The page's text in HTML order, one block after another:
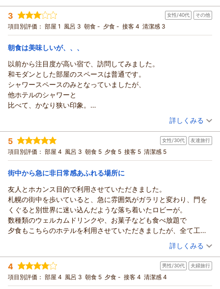
至らぬ点があったにもかかわらず、「またぜひ宿泊したい」と
のお言葉を頂戴し、大変ありがたく存じます。次回お越しの際
には、より快適にお過ごしいただけるよう努めてまいります。
えいやん様の再びのご来館を従業員一同、心よりお待ち申し上
ONSEN RYOKAN 由縁 札幌 宿泊マネージャー
（返信日：2026/07/08）
strive to create.
Although our hotel is located a short distance from the main
shopping district, we believe our peaceful surroundings
provide a relaxing retreat from the bustle of the city. We
sincerely hope you were able to enjoy a comfortable and
even more enjoyable.
Thank you once again for your feedback. We truly hope to
have the opportunity to welcome you again in the future.
Kind regards,
Front Office Manager
（返信日：2026/07/08）
宿泊時期： 2026年04月宿泊 (家族旅行)
投稿者： バドワイザーさん
宿泊プラン： じゃらん限定【連泊割】＜2連泊以上の滞在でお得＞事前カー
ド決済◆由縁札幌連泊プラン◆素泊まり
ツイン 食事なし
宿泊価格帯： 11,001～12,000円(大人一人あたり/税込)
ONSEN RYOKAN 由縁 札幌からの返信
バドワイザー様
この度は、ONSEN RYOKAN 由縁 札幌にてご宿泊を賜りまし
て、誠にありがとうございます。また、当館の立地や大浴場に
つきまして、お褒めのお言葉を頂戴し、バドワイザー様のご満
足のいく滞在となりました様子を拝見することができ、従業員
一同安堵の気持ちでいっぱいでございます。
当館の大浴場では毎月、その時季にあわせて旬の素材を使用し
た季節湯を期間限定で開催しております。開催期間は時季によ
って異なりますが、次回お越しいただく機会に恵まれた際は、
ぜひその季節ならではの湯もお愉しみいただけますと幸いで
末筆ではございますが、この度は温かく身に余るお言葉をご投
稿いただき、誠にありがとうございました。今回頂戴いたしま
したお言葉に甘んじることなく、今後もなお一層研鑽を重ねて
まいりますので、引き続き変わらぬご愛顧を賜りますようお願
い申し上げます。
3 女性/40代 その他
項目別評価： 部屋 1 風呂 3 朝食 - 夕食 - 接客 4 清潔感 3
朝食は美味しいが、、、
以前から注目度が高い宿で、訪問してみました。
和モダンとした部屋のスペースは普通です。
シャワースペースのみとなっていましたが、
他ホテルのシャワーと
比べて、かなり狭い印象。
窓を開けました。窓カーテンのカビ、シャワーブースも
ドアはカビが生えており、残念ながら
良い部屋とはとても思えません。
温泉とありますが、全く登別を思わせるような
エレベーターも遅かったです。
ただ、一つだけ
朝食については、素晴らしいメニューといえ、
ハイクラスのホテルより、
上回っています。
駅からは近いので、
（投稿日：2026/06/15）
宿泊時期： 2026年06月宿泊 (その他)
投稿者： ちかさん
宿泊プラン： じゃらん限定【連泊割】＜2連泊以上の滞在でお得＞◎由縁札
幌で寛ぎのお時間を・・・素泊まり
ダブル 食事なし
宿泊価格帯： 14,001～15,000円(大人一人あたり/税込)
ONSEN RYOKAN 由縁 札幌からの返信
ちか様
この度は、ONSEN RYOKAN 由縁 札幌にてご滞在いただきまし
て、誠にありがとうございます。
また、夏下冬上 札幌でのご朝食につきまして、「ハイクラスの
ホテルを上回る」とのお言葉を頂戴し、大変光栄に存じます。
しかしながら、客室内の臭いやカーテン・シャワーブースのカ
ビなど、清掃および設備管理が行き届いておらず、ご不快な思
いをお掛けしましたこと、心よりお詫び申し上げます。
また、シャワーブースの広さやエレベーターの待ち時間などに
詳しくみる
5 女性/30代 友達旅行
項目別評価： 部屋 4 風呂 3 朝食 5 夕食 5 接客 5 清潔感 5
街中から急に非日常感あふれる場所に
友人とホカンス目的で利用させていただきました。
札幌の街中を歩いていると、急に雰囲気がガラリと変わり、門を
くぐると別世界に迷い込んだような落ち着いたロビーが。
数種類のウェルカムドリンクや、お菓子なども食べ放題で
夕食もこちらのホテルを利用させていただきましたが、全て工夫
が凝らされており始終贅沢な気持ちを感じられて幸せでした。
朝食も食べきれないほどの量が用意されていました。
日常の喧騒をすっかり忘れられる素敵な時間を過ごさせていただ
きました。
タイミングよくクーポンを利用させていただけたので、受けるサ
（投稿日：2026/06/09）
宿泊時期： 2026年05月宿泊 (友達旅行)
投稿者： naさん(女性/30代)
宿泊プラン： じゃらん限定 旬を堪能する夕食「夏下冬上札幌懐石」と朝食
和御膳◆二食付
トリプル 朝・夕
詳しくみる
4 男性/30代 夫婦旅行
項目別評価： 部屋 4 風呂 3 朝食 5 夕食 - 接客 4 清潔感 4